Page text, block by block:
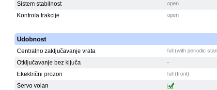
Sistem stabilnost open
Kontrola trakcije open
Udobnost
Centralno zaključavanje vrata full (with periodic
Otključavanje bez ključa -
Ekektrični prozori full (front)
Servo volan